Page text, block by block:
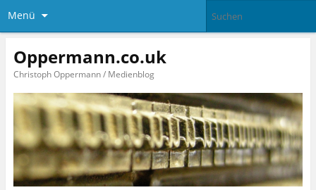
Menü
Oppermann.co.uk
Christoph Oppermann / Medienblog